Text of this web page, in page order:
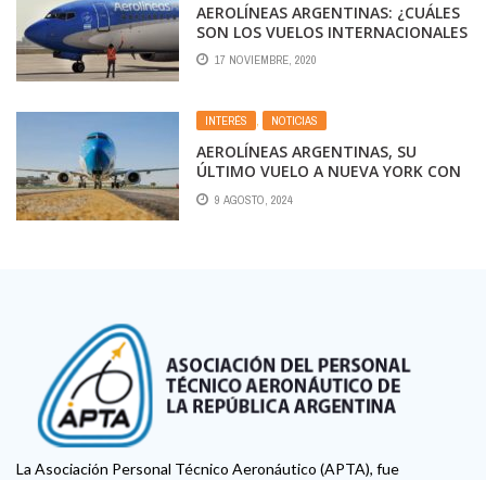
AEROLÍNEAS ARGENTINAS: ¿CUÁLES
SON LOS VUELOS INTERNACIONALES
QUE COMIENZAN A OPERAR?
17 NOVIEMBRE, 2020
INTERÉS , NOTICIAS
AEROLÍNEAS ARGENTINAS, SU
ÚLTIMO VUELO A NUEVA YORK CON
UN CONTEXTO FAVORABLE EN EL
MERCADO A EEUU. LA
9 AGOSTO, 2024
La Asociación Personal Técnico Aeronáutico (APTA), fue